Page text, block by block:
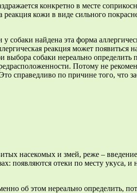
конкретно в месте
кожи в виде сильного
собаки найдена эта форма
реакция может появиться
выбора собаки нереально определить
Потому не
справедливо по причине того, что
насекомых и змей, реже –
появляются отеки по месту укуса, и
об этом нереально определить,